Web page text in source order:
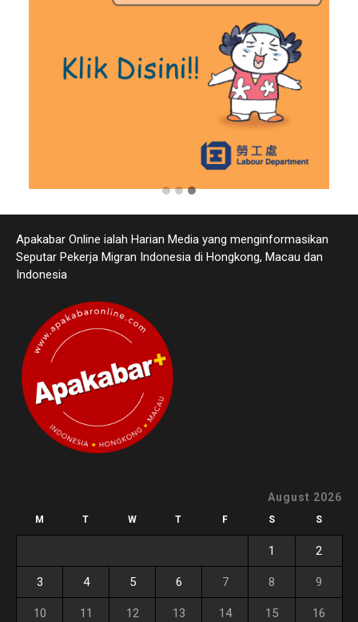
Apakabar Online ialah Harian Media yang menginformasikan
Seputar Pekerja Migran Indonesia di Hongkong, Macau dan
Indonesia
August 2026
M T W T F S S
1 2
3 4 5 6 7 8 9
10 11 12 13 14 15 16